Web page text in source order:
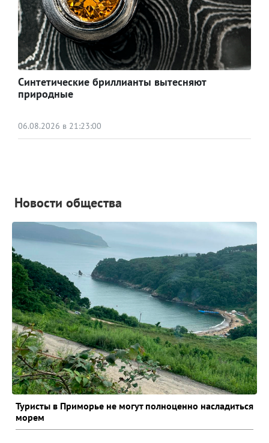
Синтетические бриллианты вытесняют
природные
06.08.2026 в 21:23:00
Новости общества
Туристы в Приморье не могут полноценно насладиться
морем